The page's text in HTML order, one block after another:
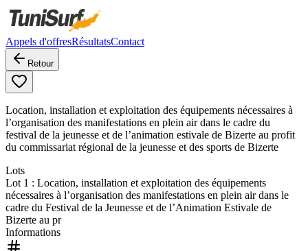
Appels d'offresRésultatsContact
Retour
Location, installation et exploitation des équipements nécessaires à
l’organisation des manifestations en plein air dans le cadre du
festival de la jeunesse et de l’animation estivale de Bizerte au profit
du commissariat régional de la jeunesse et des sports de Bizerte
Lots
Lot 1 : Location, installation et exploitation des équipements
nécessaires à l’organisation des manifestations en plein air dans le
cadre du Festival de la Jeunesse et de l’Animation Estivale de
Bizerte au pr
Informations